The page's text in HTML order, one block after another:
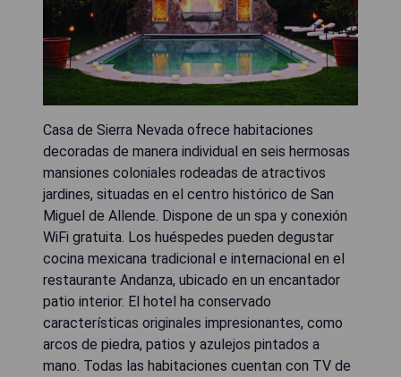
Casa de Sierra Nevada ofrece habitaciones
decoradas de manera individual en seis hermosas
mansiones coloniales rodeadas de atractivos
jardines, situadas en el centro histórico de San
Miguel de Allende. Dispone de un spa y conexión
WiFi gratuita. Los huéspedes pueden degustar
cocina mexicana tradicional e internacional en el
restaurante Andanza, ubicado en un encantador
patio interior. El hotel ha conservado
características originales impresionantes, como
arcos de piedra, patios y azulejos pintados a
mano. Todas las habitaciones cuentan con TV de